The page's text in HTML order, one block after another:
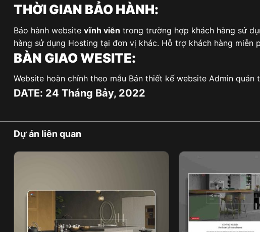
THỜI GIAN BẢO HÀNH:
Bảo hành website vĩnh viễn trong trường hợp khách hàng sử
hàng sử dụng Hosting tại đơn vị khác. Hỗ trợ khách hàng miễn
BÀN GIAO WESITE:
Website hoàn chỉnh theo mẫu Bản thiết kế website Admin
DATE: 24 Tháng Bảy, 2022
Dự án liên quan